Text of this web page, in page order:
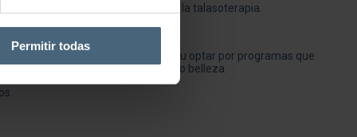
Permitir todas
que incluyen el acceso a la talasoterapia.
tratamientos individuales a la carta u optar por programas que
con tratamientos de relax, salud y/o belleza.